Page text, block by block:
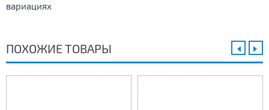
вариациях
ПОХОЖИЕ ТОВАРЫ